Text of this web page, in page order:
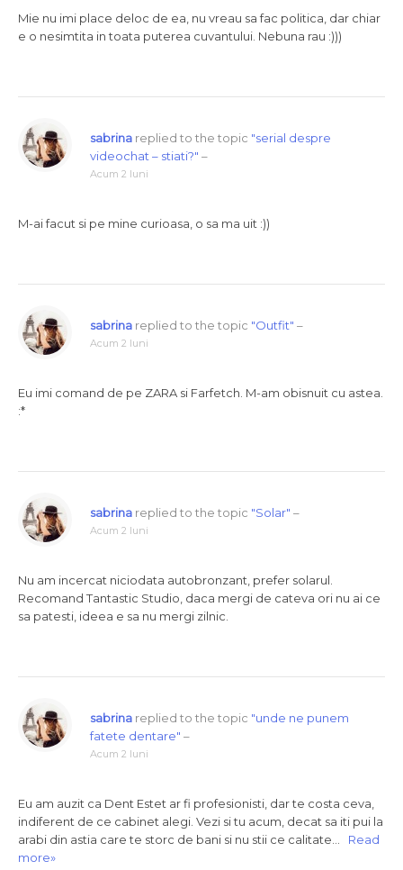
Mie nu imi place deloc de ea, nu vreau sa fac politica, dar chiar
e o nesimtita in toata puterea cuvantului. Nebuna rau :)))
sabrina replied to the topic "serial despre
videochat – stiati?" –
Acum 2 luni
M-ai facut si pe mine curioasa, o sa ma uit :))
sabrina replied to the topic "Outfit" –
Acum 2 luni
Eu imi comand de pe ZARA si Farfetch. M-am obisnuit cu astea.
:*
sabrina replied to the topic "Solar" –
Acum 2 luni
Nu am incercat niciodata autobronzant, prefer solarul.
Recomand Tantastic Studio, daca mergi de cateva ori nu ai ce
sa patesti, ideea e sa nu mergi zilnic.
sabrina replied to the topic "unde ne punem
fatete dentare" –
Acum 2 luni
Eu am auzit ca Dent Estet ar fi profesionisti, dar te costa ceva,
indiferent de ce cabinet alegi. Vezi si tu acum, decat sa iti pui la
arabi din astia care te storc de bani si nu stii ce calitate… Read
more»